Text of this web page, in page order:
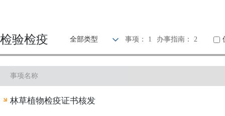
质量技术 检验检疫
检验检疫 全部类型 事项： 1 办事指南： 2
事项名称
林草植物检疫证书核发